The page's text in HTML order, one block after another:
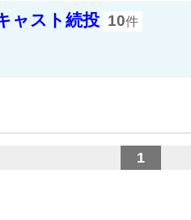
ャスト続投 10件
1